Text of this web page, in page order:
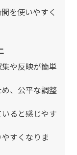
を使いやすく
や反映が簡単
、公平な調整
ると感じやす
すくなりま